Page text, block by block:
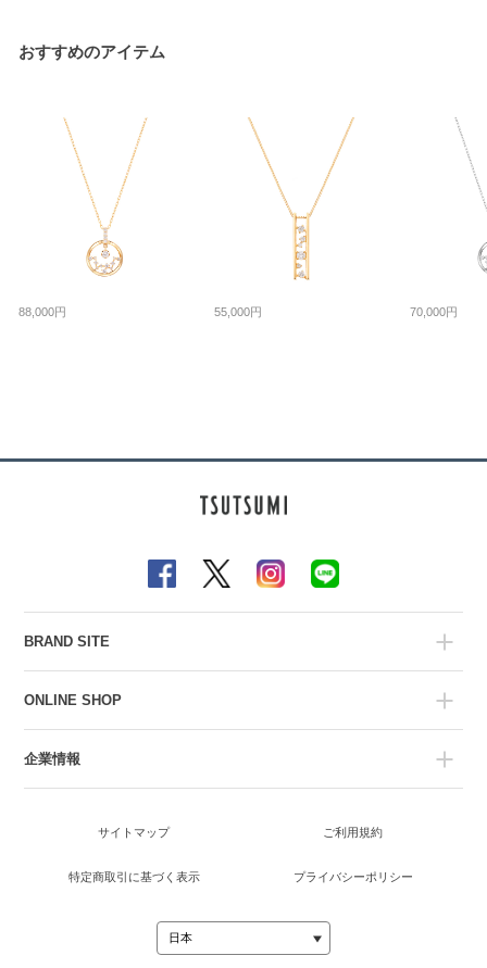
おすすめのアイテム
88,000円 55,000円 70,000円
BRAND SITE
ONLINE SHOP
企業情報
サイトマップ ご利用規約
特定商取引に基づく表示 プライバシーポリシー